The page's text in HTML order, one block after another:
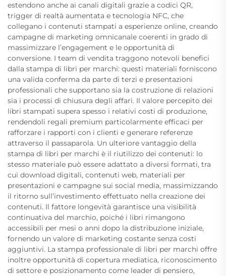
estendono anche ai canali digitali grazie a codici QR,
trigger di realtà aumentata e tecnologia NFC, che
collegano i contenuti stampati a esperienze online, creando
campagne di marketing omnicanale coerenti in grado di
massimizzare l’engagement e le opportunità di
conversione. I team di vendita traggono notevoli benefici
dalla stampa di libri per marchi: questi materiali forniscono
una valida conferma da parte di terzi e presentazioni
professionali che supportano sia la costruzione di relazioni
sia i processi di chiusura degli affari. Il valore percepito dei
libri stampati supera spesso i relativi costi di produzione,
rendendoli regali premium particolarmente efficaci per
rafforzare i rapporti con i clienti e generare referenze
attraverso il passaparola. Un ulteriore vantaggio della
stampa di libri per marchi è il riutilizzo dei contenuti: lo
stesso materiale può essere adattato a diversi formati, tra
cui download digitali, contenuti web, materiali per
presentazioni e campagne sui social media, massimizzando
il ritorno sull’investimento effettuato nella creazione dei
contenuti. Il fattore longevità garantisce una visibilità
continuativa del marchio, poiché i libri rimangono
accessibili per mesi o anni dopo la distribuzione iniziale,
fornendo un valore di marketing costante senza costi
aggiuntivi. La stampa professionale di libri per marchi offre
inoltre opportunità di copertura mediatica, riconoscimento
di settore e posizionamento come leader di pensiero,